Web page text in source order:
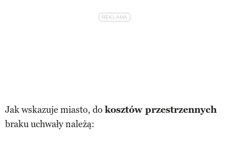
Jak wskazuje miasto, do kosztów przestrzennych
braku uchwały należą: